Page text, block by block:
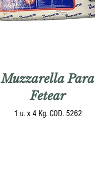
Muzzarella Para
Fetear
1 u. x 4 Kg. COD. 5262